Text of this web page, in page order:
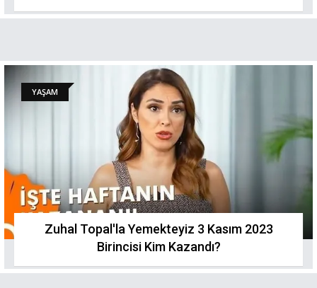
YAŞAM
Zuhal Topal'la Yemekteyiz 3 Kasım 2023
Birincisi Kim Kazandı?